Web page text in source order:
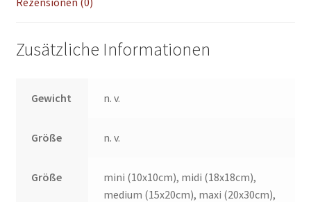
Zusätzliche Informationen
Gewicht n. v.
Größe n. v.
Größe
mini (10x10cm), midi (18x18cm),
medium (15x20cm), maxi (20x30cm),